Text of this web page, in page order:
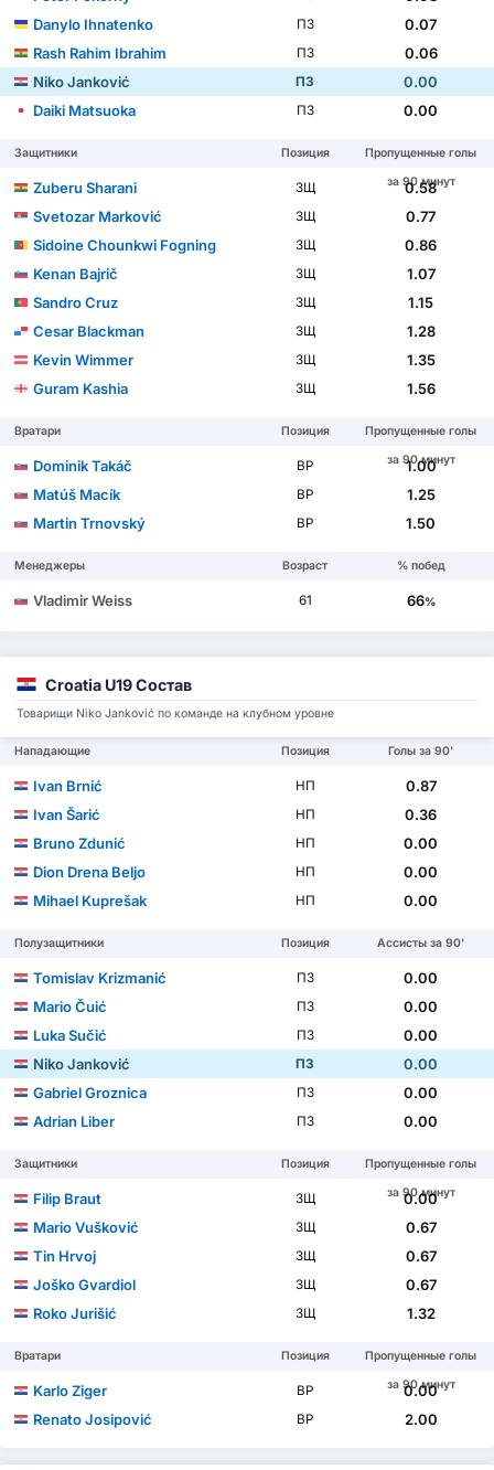
Danylo Ihnatenko
ПЗ
0.07
Rash Rahim Ibrahim
ПЗ
0.06
Niko Janković
ПЗ
0.00
Daiki Matsuoka
ПЗ 0.00
Защитники Позиция
Пропущенные голы
за 90 минут
Zuberu Sharani ЗЩ
0.58
Svetozar Marković
ЗЩ
0.77
Sidoine Chounkwi Fogning
ЗЩ
0.86
Kenan Bajrič
ЗЩ
1.07
Sandro Cruz
ЗЩ
1.15
Cesar Blackman
ЗЩ
1.28
Kevin Wimmer
ЗЩ
1.35
Guram Kashia
ЗЩ 1.56
Вратари Позиция
Пропущенные голы
за 90 минут
Dominik Takáč ВР
1.00
Matúš Macík
ВР
1.25
Martin Trnovský
ВР 1.50
Менеджеры Возраст % побед
Vladimir Weiss 61 66%
Croatia U19 Состав
Товарищи Niko Janković по команде на клубном уровне
Нападающие Позиция Голы за 90'
Ivan Brnić НП
0.87
Ivan Šarić
НП
0.36
Bruno Zdunić
НП
0.00
Dion Drena Beljo
НП
0.00
Mihael Kuprešak
НП 0.00
Полузащитники Позиция Ассисты за 90'
Tomislav Krizmanić ПЗ
0.00
Mario Čuić
ПЗ
0.00
Luka Sučić
ПЗ
0.00
Niko Janković
ПЗ
0.00
Gabriel Groznica
ПЗ
0.00
Adrian Liber
ПЗ 0.00
Защитники Позиция
Пропущенные голы
за 90 минут
Filip Braut ЗЩ
0.00
Mario Vušković
ЗЩ
0.67
Tin Hrvoj
ЗЩ
0.67
Joško Gvardiol
ЗЩ
0.67
Roko Jurišić
ЗЩ 1.32
Вратари Позиция
Пропущенные голы
за 90 минут
Karlo Ziger ВР
0.00
Renato Josipović
ВР 2.00